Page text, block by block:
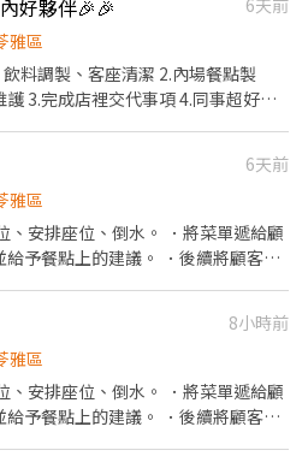
好夥伴🎉🎉
6天前
雅區
料調製、客座清潔 2.內場餐點製
3.完成店裡交代事項 4.同事超好相
帶履歷來現場 或是私訊店內IG 我們當
6天前
雅區
、安排座位、倒水。 ．將菜單遞給顧
予餐點上的建議。 ．後續將顧客點
內場： ．擔任廚師的助手，處理烹飪
廳相關事務。 ．負責洗、剝、削、
環境、設備和餐具。 ．準備不同餐點
材的容量與重量。 ．負責擺盤、打包
8小時前
雅區
、安排座位、倒水。 ．將菜單遞給顧
予餐點上的建議。 ．後續將顧客點